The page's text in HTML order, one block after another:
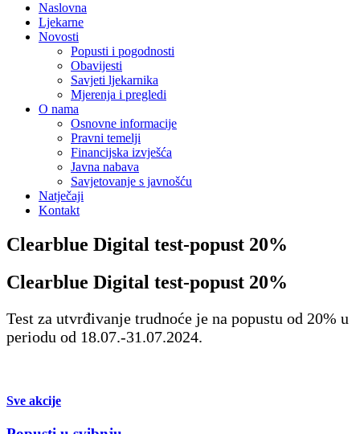
Naslovna
Ljekarne
Novosti
Popusti i pogodnosti
Obavijesti
Savjeti ljekarnika
Mjerenja i pregledi
O nama
Osnovne informacije
Pravni temelji
Financijska izvješća
Javna nabava
Savjetovanje s javnošću
Natječaji
Kontakt
Clearblue Digital test-popust 20%
Clearblue Digital test-popust 20%
Test za utvrđivanje trudnoće je na popustu od 20% u
periodu od 18.07.-31.07.2024.
Sve akcije